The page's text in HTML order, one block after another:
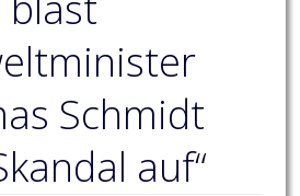
Schmidt
auf“